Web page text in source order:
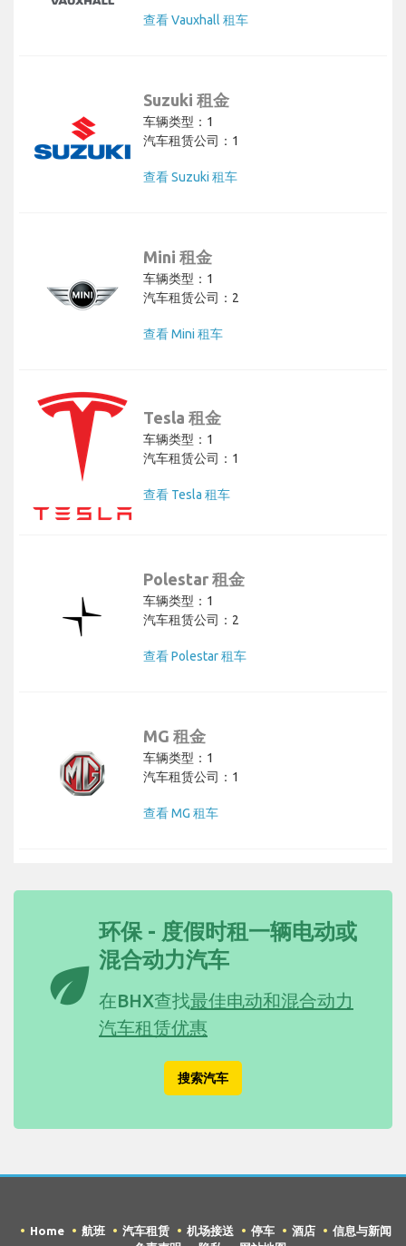
查看 Vauxhall 租车
Suzuki 租金
车辆类型：1
汽车租赁公司：1
查看 Suzuki 租车
Mini 租金
车辆类型：1
汽车租赁公司：2
查看 Mini 租车
Tesla 租金
车辆类型：1
汽车租赁公司：1
查看 Tesla 租车
Polestar 租金
车辆类型：1
汽车租赁公司：2
查看 Polestar 租车
MG 租金
车辆类型：1
汽车租赁公司：1
查看 MG 租车
eco
环保 - 度假时租一辆电动或
混合动力汽车
在BHX查找最佳电动和混合动力
汽车租赁优惠
搜索汽车
Home 航班 汽车租赁 机场接送 停车 酒店
信息与新闻